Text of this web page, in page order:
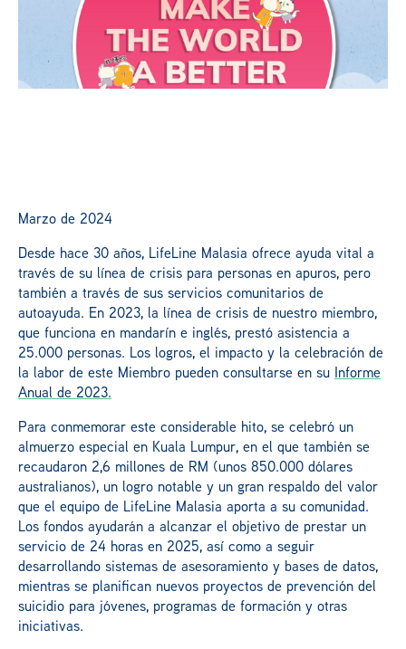
Campaña
Marzo de 2024
Desde hace 30 años, LifeLine Malasia ofrece ayuda vital a
través de su línea de crisis para personas en apuros, pero
también a través de sus servicios comunitarios de
autoayuda. En 2023, la línea de crisis de nuestro miembro,
que funciona en mandarín e inglés, prestó asistencia a
25.000 personas. Los logros, el impacto y la celebración de
la labor de este Miembro pueden consultarse en su Informe
Anual de 2023.
Para conmemorar este considerable hito, se celebró un
almuerzo especial en Kuala Lumpur, en el que también se
recaudaron 2,6 millones de RM (unos 850.000 dólares
australianos), un logro notable y un gran respaldo del valor
que el equipo de LifeLine Malasia aporta a su comunidad.
Los fondos ayudarán a alcanzar el objetivo de prestar un
servicio de 24 horas en 2025, así como a seguir
desarrollando sistemas de asesoramiento y bases de datos,
mientras se planifican nuevos proyectos de prevención del
suicidio para jóvenes, programas de formación y otras
iniciativas.